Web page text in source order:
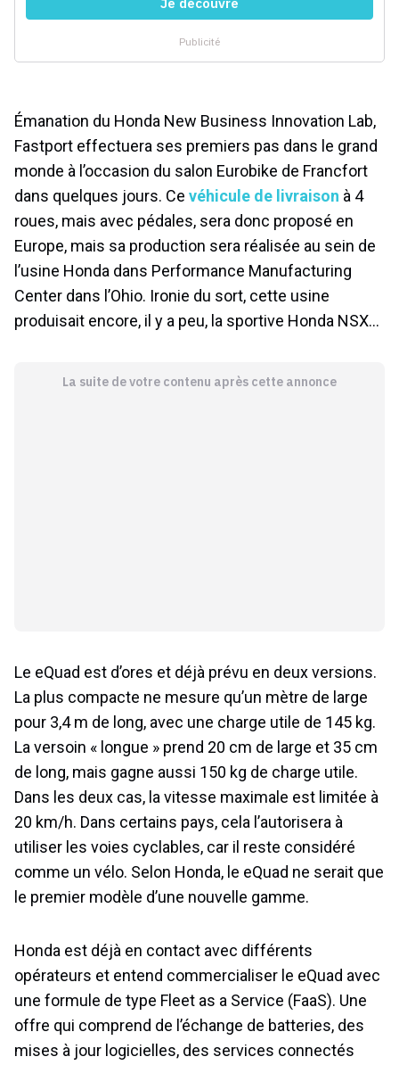
Émanation du Honda New Business Innovation Lab,
Fastport effectuera ses premiers pas dans le grand
monde à l’occasion du salon Eurobike de Francfort
dans quelques jours. Ce véhicule de livraison à 4
roues, mais avec pédales, sera donc proposé en
Europe, mais sa production sera réalisée au sein de
l’usine Honda dans Performance Manufacturing
Center dans l’Ohio. Ironie du sort, cette usine
produisait encore, il y a peu, la sportive Honda NSX…
La suite de votre contenu après cette annonce
Le eQuad est d’ores et déjà prévu en deux versions.
La plus compacte ne mesure qu’un mètre de large
pour 3,4 m de long, avec une charge utile de 145 kg.
La versoin « longue » prend 20 cm de large et 35 cm
de long, mais gagne aussi 150 kg de charge utile.
Dans les deux cas, la vitesse maximale est limitée à
20 km/h. Dans certains pays, cela l’autorisera à
utiliser les voies cyclables, car il reste considéré
comme un vélo. Selon Honda, le eQuad ne serait que
le premier modèle d’une nouvelle gamme.
Honda est déjà en contact avec différents
opérateurs et entend commercialiser le eQuad avec
une formule de type Fleet as a Service (FaaS). Une
offre qui comprend de l’échange de batteries, des
mises à jour logicielles, des services connectés